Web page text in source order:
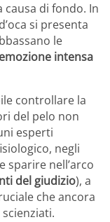
causa di fondo. In
si presenta
le
emozione intensa
controllare la
del pelo non
esperti
negli
sparire nell’arco
del giudizio), a
che ancora